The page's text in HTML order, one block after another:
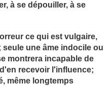
à se dépouiller, à se
ce qui est vulgaire,
une âme indocile ou
montrera incapable de
recevoir l'influence;
même longtemps